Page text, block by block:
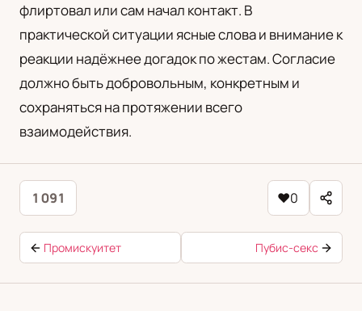
флиртовал или сам начал контакт. В
практической ситуации ясные слова и внимание к
реакции надёжнее догадок по жестам. Согласие
должно быть добровольным, конкретным и
сохраняться на протяжении всего
взаимодействия.
1 091 ♥0
Промискуитет Пубис-секс